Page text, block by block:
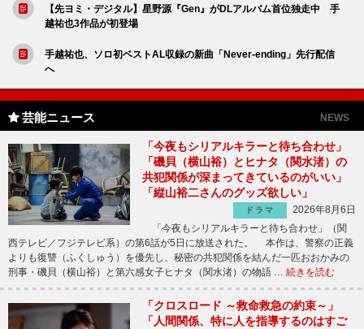
【先ヨミ・デジタル】星野源『Gen』がDLアルバム首位独走中 手
越祐也3作品が初登場
手越祐也、ソロ初ベストAL収録の新曲「Never-ending」先行配信
へ
芸能ニュース NEWS
「今夜もシリアルキラーと待ち合わせ」
「磯貝（横山裕）とヒナタ（関水渚）の
共犯関係が深まってきているのがいい」
「縦山裕二さんのグッズ欲しい」
ドラマ
2026年8月6日
「今夜もシリアルキラーと待ち合わせ」（関
西テレビ／フジテレビ系）の第6話が5日に放送された。 本作は、警察の正義
よりも復讐（ふくしゅう）を優先し、秘密の共犯関係を結んだ一匹おおかみの
刑事・磯貝（横山裕）と第六感女子ヒナタ（関水渚）の物語 … 続きを読む
「クロスロード ～救命救急の約束～」
「人間関係、特に人を指導するのはすご